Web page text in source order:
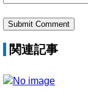
関連記事